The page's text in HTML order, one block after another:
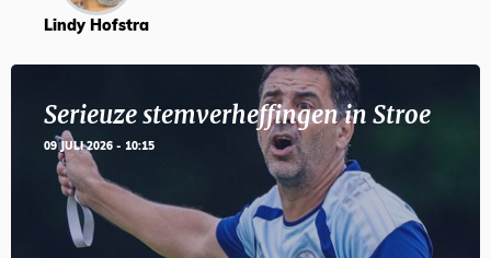
Lindy Hofstra
Serieuze stemverheffingen in Stroe
09 JULI 2026 - 10:15